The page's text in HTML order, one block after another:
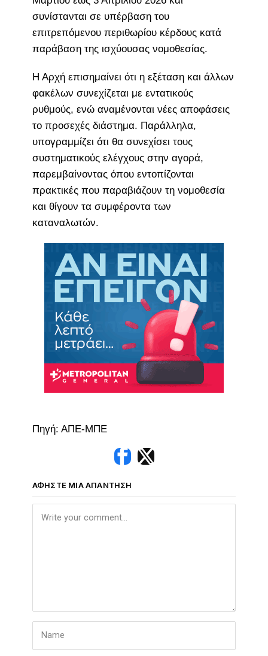
συνίστανται σε υπέρβαση του
επιτρεπόμενου περιθωρίου κέρδους κατά
παράβαση της ισχύουσας νομοθεσίας.
Η Αρχή επισημαίνει ότι η εξέταση και άλλων
φακέλων συνεχίζεται με εντατικούς
ρυθμούς, ενώ αναμένονται νέες αποφάσεις
το προσεχές διάστημα. Παράλληλα,
υπογραμμίζει ότι θα συνεχίσει τους
συστηματικούς ελέγχους στην αγορά,
παρεμβαίνοντας όπου εντοπίζονται
πρακτικές που παραβιάζουν τη νομοθεσία
και θίγουν τα συμφέροντα των
καταναλωτών.
Πηγή: ΑΠΕ-ΜΠΕ
ΑΦΉΣΤΕ ΜΙΑ ΑΠΆΝΤΗΣΗ